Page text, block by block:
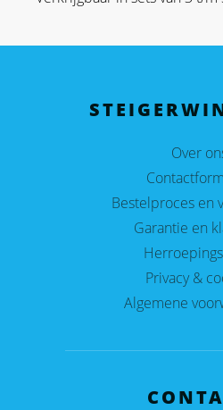
Over
Bestelproces en
Garantie en
Privacy &
Algemene